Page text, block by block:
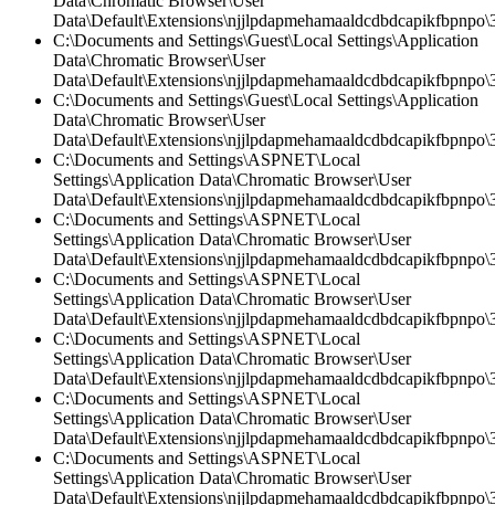
C:\Documents and Settings\Guest\Local Settings\Application
Data\Chromatic Browser\User
C:\Documents and Settings\Guest\Local Settings\Application
Data\Chromatic Browser\User
C:\Documents and Settings\ASPNET\Local
Settings\Application Data\Chromatic Browser\User
C:\Documents and Settings\ASPNET\Local
Settings\Application Data\Chromatic Browser\User
C:\Documents and Settings\ASPNET\Local
Settings\Application Data\Chromatic Browser\User
C:\Documents and Settings\ASPNET\Local
Settings\Application Data\Chromatic Browser\User
C:\Documents and Settings\ASPNET\Local
Settings\Application Data\Chromatic Browser\User
C:\Documents and Settings\ASPNET\Local
Settings\Application Data\Chromatic Browser\User